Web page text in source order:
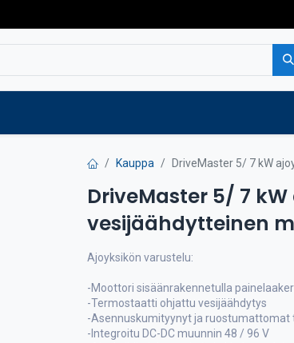
Kauppa DriveMaster 5/ 7 kW
DriveMaster 5/ 7
vesijäähdytteinen
Ajoyksikön varustelu:
-Moottori sisäänrakennetulla
-Termostaatti ohjattu vesijäähdytys
-Asennuskumityynyt ja ruostumattomat
-Integroitu DC-DC muunnin 48 / 96 V